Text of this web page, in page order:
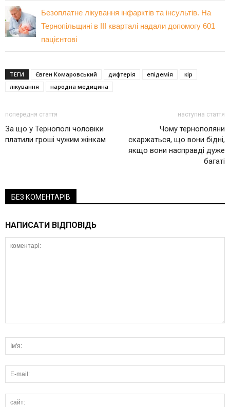
Безоплатне лікування інфарктів та інсультів. На
Тернопільщині в III кварталі надали допомогу 601
пацієнтові
ТЕГИ Євген Комаровський дифтерія епідемія
кір
лікування
народна медицина
попередня стаття
За що у Тернополі чоловіки
платили гроші чужим жінкам
наступна стаття
Чому тернополяни
скаржаться, що вони бідні,
якщо вони насправді дуже
багаті
БЕЗ КОМЕНТАРІВ
НАПИСАТИ ВІДПОВІДЬ